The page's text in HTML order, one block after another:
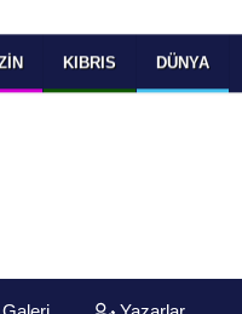
KIBRIS DÜNYA